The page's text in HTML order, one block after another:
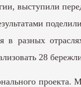
выступили
разных
28